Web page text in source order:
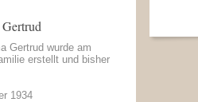
Gertrud wurde am
erstellt und bisher
1934